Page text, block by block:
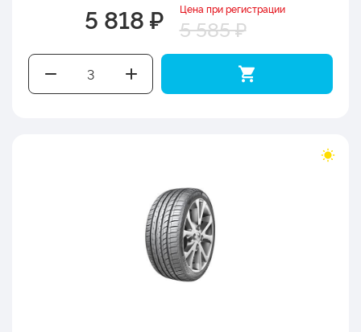
5 818 ₽ Цена при регистрации
5 585 ₽